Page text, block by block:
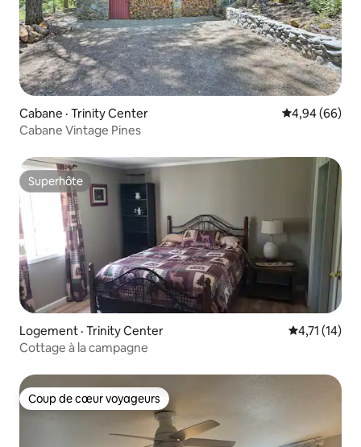
Cabane · Trinity Center Note
4,94 (66)
Cabane Vintage Pines
Superhôte
Superhôte
Logement · Trinity Center Note
4,71 (14)
Cottage à la campagne
Coup de cœur voyageurs
Coup de cœur voyageurs